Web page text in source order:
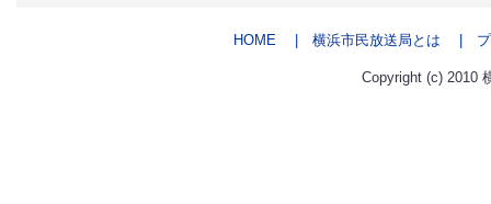
HOME | 横浜市民放送局とは | プ
Copyright (c) 2010